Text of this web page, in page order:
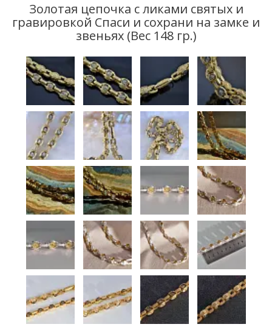
Золотая цепочка с ликами святых и
гравировкой Спаси и сохрани на замке и
звеньях (Вес 148 гр.)